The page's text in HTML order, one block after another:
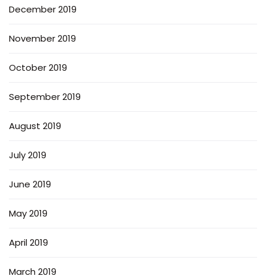
December 2019
November 2019
October 2019
September 2019
August 2019
July 2019
June 2019
May 2019
April 2019
March 2019